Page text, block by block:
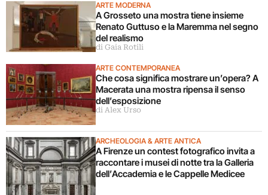
ARTE MODERNA
A Grosseto una mostra tiene insieme
Renato Guttuso e la Maremma nel segno
del realismo
di Gaia Rotili
ARTE CONTEMPORANEA
Che cosa significa mostrare un’opera? A
Macerata una mostra ripensa il senso
dell’esposizione
di Alex Urso
ARCHEOLOGIA & ARTE ANTICA
A Firenze un contest fotografico invita a
raccontare i musei di notte tra la Galleria
dell’Accademia e le Cappelle Medicee